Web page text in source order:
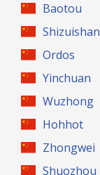
Baotou
Shizuishan
Ordos
Yinchuan
Wuzhong
Hohhot
Zhongwei
Shuozhou